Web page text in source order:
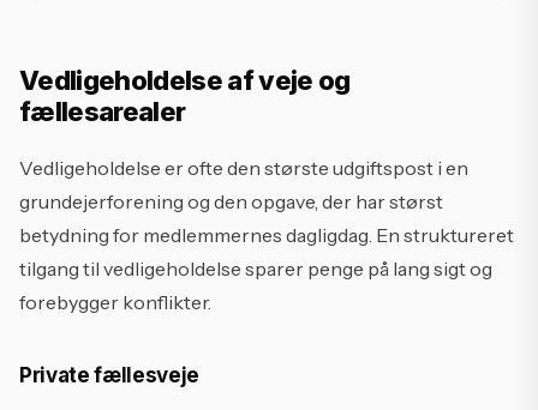
Vedligeholdelse af veje og
fællesarealer
Vedligeholdelse er ofte den største udgiftspost i en
grundejerforening og den opgave, der har størst
betydning for medlemmernes dagligdag. En struktureret
tilgang til vedligeholdelse sparer penge på lang sigt og
forebygger konflikter.
Private fællesveje